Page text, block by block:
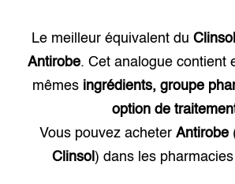
Le meilleur équivalent du Clinsol
Antirobe. Cet analogue contient
mêmes ingrédients, groupe
option de
Vous pouvez acheter Antirobe
Clinsol ) dans les